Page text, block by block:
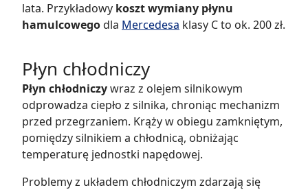
lata. Przykładowy koszt wymiany płynu
hamulcowegodla Mercedesa klasy C to ok. 200 zł.
Płyn chłodniczy
Płyn chłodniczywraz z olejem silnikowym
odprowadza ciepło z silnika, chroniąc mechanizm
przed przegrzaniem. Krąży w obiegu zamkniętym,
pomiędzy silnikiem a chłodnicą, obniżając
temperaturę jednostki napędowej.
Problemy z układem chłodniczym zdarzają się